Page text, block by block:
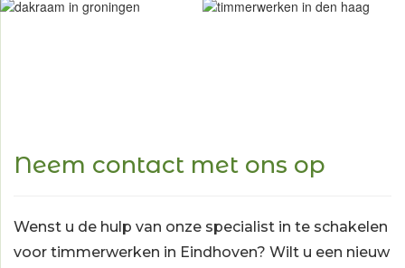
Neem contact met ons op
Wenst u de hulp van onze specialist in te schakelen
voor timmerwerken in Eindhoven? Wilt u een nieuw